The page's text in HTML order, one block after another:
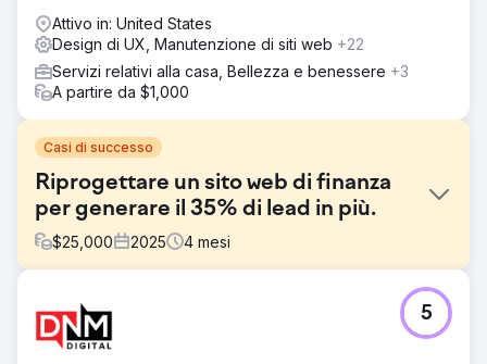
Attivo in: United States
Design di UX, Manutenzione di siti web +22
Servizi relativi alla casa, Bellezza e benessere +3
A partire da $1,000
Casi di successo
Riprogettare un sito web di finanza
per generare il 35% di lead in più.
$25,000 2025 4 mesi
Migliorare le performance in un settore finanziario
altamente competitivo richiedeva ben più di un semplice
5